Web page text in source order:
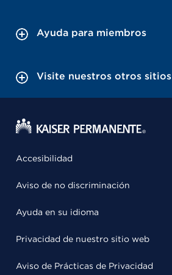
Ayuda para miembros
Visite nuestros otros sitios
Accesibilidad
Aviso de no discriminación
Ayuda en su idioma
Privacidad de nuestro sitio web
Aviso de Prácticas de Privacidad